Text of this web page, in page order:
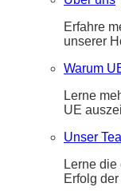
Erfahre
unserer
Warum
Lerne
UE
Unser
Lerne
Erfolg